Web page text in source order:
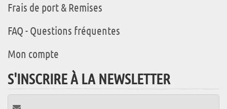
Frais de port & Remises
FAQ - Questions fréquentes
Mon compte
S'INSCRIRE À LA NEWSLETTER